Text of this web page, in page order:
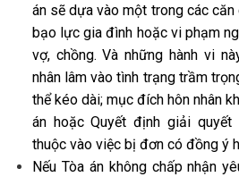
án sẽ dựa vào một trong các căn
bạo lực gia đình hoặc vi phạm
vợ, chồng. Và những hành vi
nhân lâm vào tình trạng trầm
thể kéo dài; mục đích hôn nhân
án hoặc Quyết định giải
thuộc vào việc bị đơn có đồng ý
Nếu Tòa án không chấp nhận